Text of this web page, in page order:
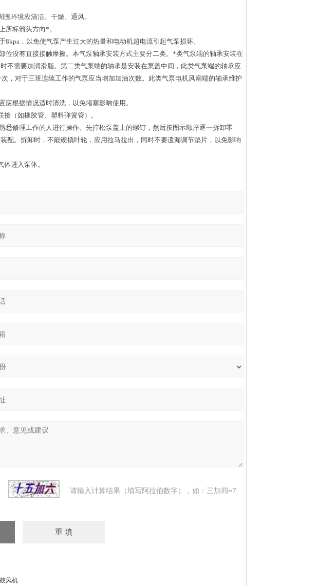
环境应清洁、干燥、通风。
所标箭头方向*。
，以免使气泵产生过大的热量和电动机超电流引起气泵损坏。
位没有直接接触摩擦。本气泵轴承安装方式主要分二类。*类气泵端的轴承安装在
不需要加润滑脂。第二类气泵端的轴承是安装在泵盖中间，此类气泵端的轴承应
，对于三班连续工作的气泵应当增加加油次数。此类气泵电机风扇端的轴承维护
根据情况适时清洗，以免堵塞影响使用。
（如橡胶管、塑料弹簧管）。
悉修理工作的人进行操作。先拧松泵盖上的螺钉，然后按图示顺序逐一拆卸零
配。拆卸时，不能硬撬叶轮，应用拉马拉出，同时不要遗漏调节垫片，以免影响
进入泵体。
请输入计算结果（填写阿拉伯数字），如：三加四=7
风机